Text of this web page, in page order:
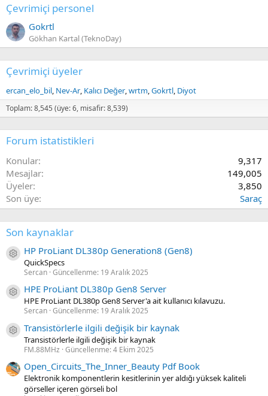
Çevrimiçi personel
Gokrtl
Gökhan Kartal (TeknoDay)
Çevrimiçi üyeler
ercan_elo_bil Nev-Ar Kalıcı Değer wrtm Gokrtl Diyot
Toplam: 8,545 (üye: 6, misafir: 8,539)
Forum istatistikleri
Konular
9,317
Mesajlar
149,005
Üyeler
3,850
Son üye
Saraç
Son kaynaklar
Kaynak ikon/amblem
HP ProLiant DL380p Generation8 (Gen8)
QuickSpecs
Sercan Güncellenme: 19 Aralık 2025
Kaynak ikon/amblem
HPE ProLiant DL380p Gen8 Server
HPE ProLiant DL380p Gen8 Server'a ait kullanıcı kılavuzu.
Sercan Güncellenme: 19 Aralık 2025
Kaynak ikon/amblem
Transistörlerle ilgili değişik bir kaynak
Transistörlerle ilgili değişik bir kaynak
FM.88MHz Güncellenme:4 Ekim 2025
Open_Circuits_The_Inner_Beauty Pdf Book
Elektronik komponentlerin kesitlerinin yer aldığı yüksek kaliteli
görseller içeren görseli bol